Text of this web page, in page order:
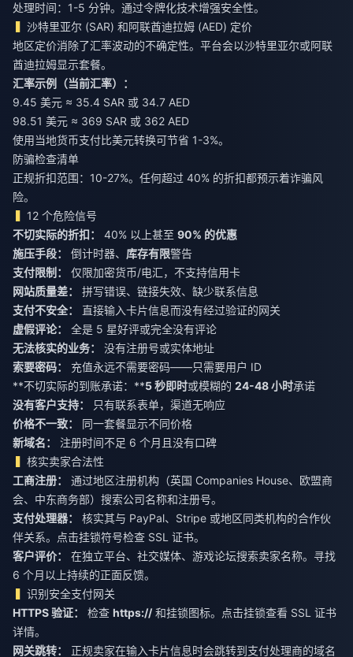
处理时间：1-5 分钟。通过令牌化技术增强安全性。
沙特里亚尔 (SAR) 和阿联酋迪拉姆 (AED) 定价
地区定价消除了汇率波动的不确定性。平台会以沙特里亚尔或阿联
酋迪拉姆显示套餐。
汇率示例（当前汇率）：
9.45 美元 ≈ 35.4 SAR 或 34.7 AED
98.51 美元 ≈ 369 SAR 或 362 AED
使用当地货币支付比美元转换可节省 1-3%。
防骗检查清单
正规折扣范围：10-27%。任何超过 40% 的折扣都预示着诈骗风
险。
12 个危险信号
不切实际的折扣：
40% 以上甚至 90% 的优惠
施压手段：
倒计时器、 库存有限警告
支付限制：
仅限加密货币/电汇，不支持信用卡
网站质量差：
拼写错误、链接失效、缺少联系信息
支付不安全：
直接输入卡片信息而没有经过验证的网关
虚假评论：
全是 5 星好评或完全没有评论
无法核实的业务：
没有注册号或实体地址
索要密码：
充值永远不需要密码——只需要用户 ID
**不切实际的到账承诺：**5 秒即时或模糊的 24-48 小时承诺
没有客户支持：
只有联系表单，渠道无响应
价格不一致：
同一套餐显示不同价格
新域名：
注册时间不足 6 个月且没有口碑
核实卖家合法性
工商注册：
通过地区注册机构（英国 Companies House、欧盟商
会、中东商务部）搜索公司名称和注册号。
支付处理器：
核实其与 PayPal、Stripe 或地区同类机构的合作伙
伴关系。点击挂锁符号检查 SSL 证书。
客户评价：
在独立平台、社交媒体、游戏论坛搜索卖家名称。寻找
6 个月以上持续的正面反馈。
识别安全支付网关
HTTPS 验证：
检查 https://和挂锁图标。点击挂锁查看 SSL 证书
详情。
网关跳转：
正规卖家在输入卡片信息时会跳转到支付处理商的域名